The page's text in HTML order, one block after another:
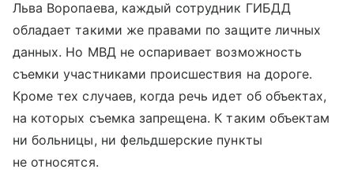
Льва Воропаева, каждый сотрудник ГИБДД
обладает такими же правами по защите личных
данных. Но МВД не оспаривает возможность
съемки участниками происшествия на дороге.
Кроме тех случаев, когда речь идет об объектах,
на которых съемка запрещена. К таким объектам
ни больницы, ни фельдшерские пункты
не относятся.